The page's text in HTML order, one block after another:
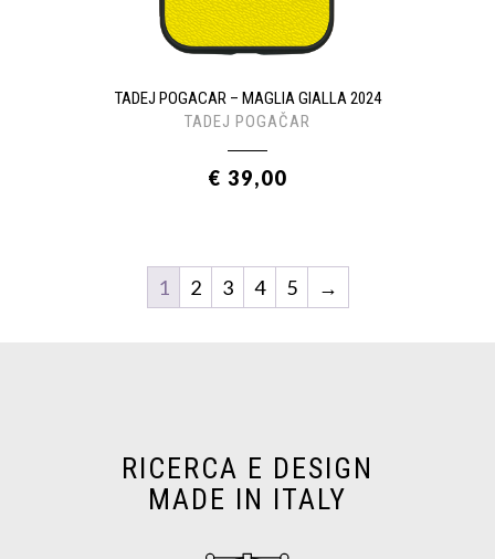
TADEJ POGACAR – MAGLIA GIALLA 2024
TADEJ POGAČAR
€ 39,00
1 2 3 4 5 →
RICERCA E DESIGN
MADE IN ITALY